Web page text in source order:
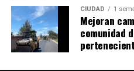
CIUDAD 1
Mejoran
comunidad